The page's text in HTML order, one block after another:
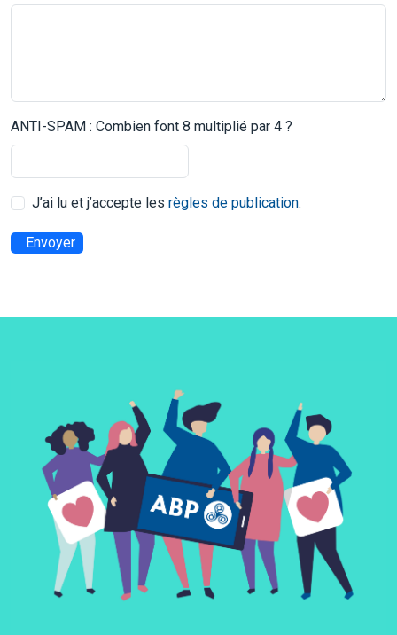
ANTI-SPAM : Combien font 8 multiplié par 4 ?
J’ai lu et j’accepte les règles de publication.
Envoyer